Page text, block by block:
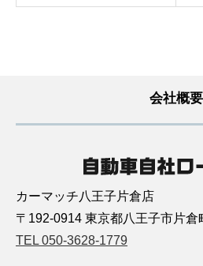
会社概要
カーマッチ八王子片倉店
〒192-0914 東京都八王子市片
TEL 050-3628-1779